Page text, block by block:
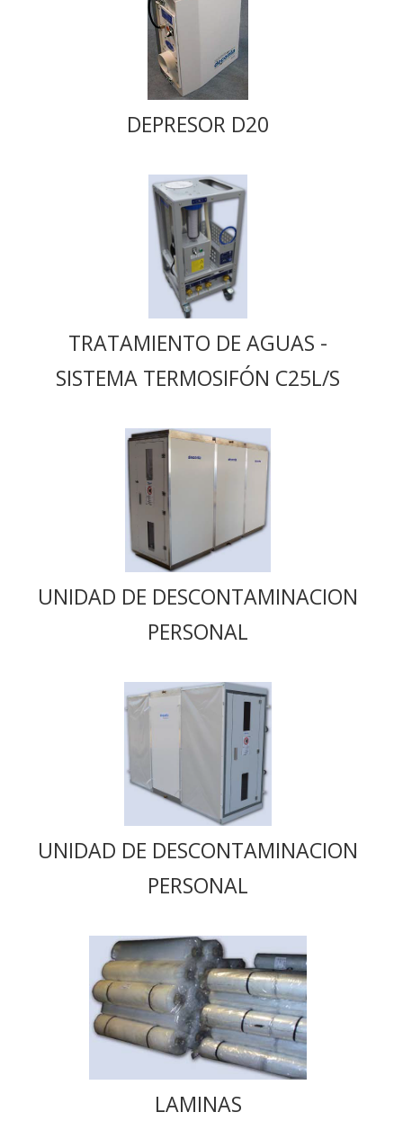
DEPRESOR D20
TRATAMIENTO DE AGUAS -
SISTEMA TERMOSIFÓN C25L/S
UNIDAD DE DESCONTAMINACION
PERSONAL
UNIDAD DE DESCONTAMINACION
PERSONAL
LAMINAS